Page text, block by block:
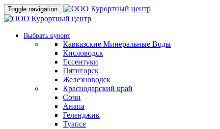
Toggle navigation
Выбрать курорт
Кавказские Минеральные Воды
Кисловодск
Ессентуки
Пятигорск
Железноводск
Краснодарский край
Сочи
Анапа
Геленджик
Туапсе